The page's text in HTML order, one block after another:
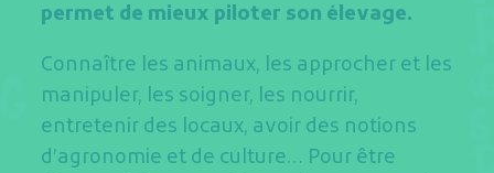
permet de mieux piloter son élevage.
Connaître les animaux, les approcher et les
manipuler, les soigner, les nourrir,
entretenir des locaux, avoir des notions
d’agronomie et de culture… Pour être